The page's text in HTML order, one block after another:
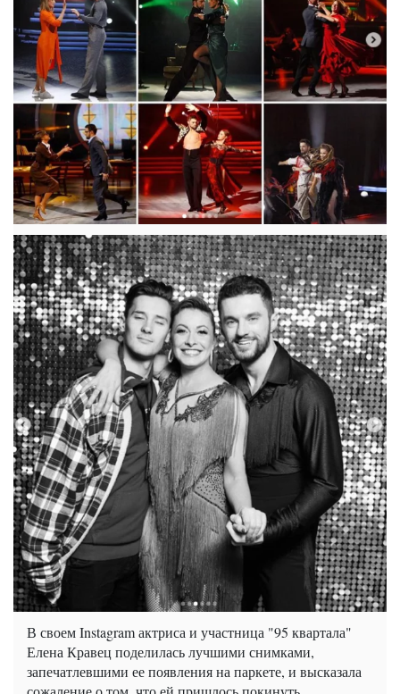
В своем Instagram актриса и участница "95 квартала"
Елена Кравец поделилась лучшими снимками,
запечатлевшими ее появления на паркете, и высказала